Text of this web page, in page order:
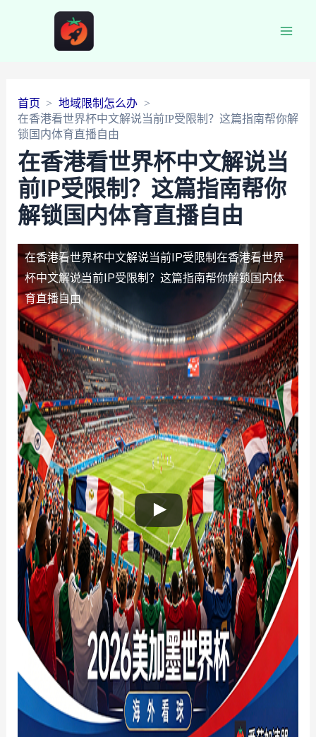
首页
地域限制怎么办
在香港看世界杯中文解说当前IP受限制？这篇指南帮你解
锁国内体育直播自由
在香港看世界杯中文解说当
前IP受限制？这篇指南帮你
解锁国内体育直播自由
在香港看世界杯中文解说当前IP受限制 在香港看世界
杯中文解说当前IP受限制？这篇指南帮你解锁国内体
育直播自由